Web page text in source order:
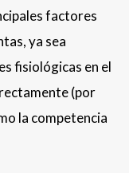
factores
ya sea
fisiológicas en el
(por
la competencia